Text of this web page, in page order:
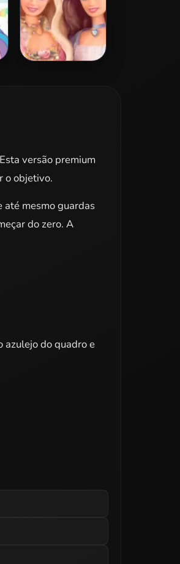
versão premium
o objetivo.
até mesmo guardas
do zero. A
azulejo do quadro e